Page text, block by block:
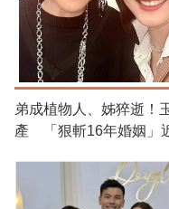
弟成植物人、姊猝逝！
產 「狠斬16年婚姻」